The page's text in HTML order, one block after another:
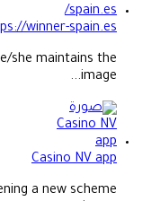
winner-spain.es/
she maintains the
image...
Casino NV app
a new scheme